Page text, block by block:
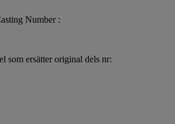
Number :
som ersätter original dels nr: